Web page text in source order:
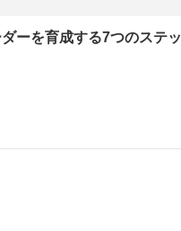
ーを育成する7つのステッ